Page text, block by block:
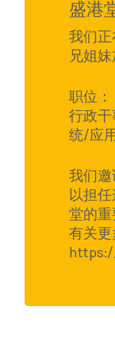
盛港
我们
兄姐
职位：
行政
统/应
我们
以担
堂的重
有关